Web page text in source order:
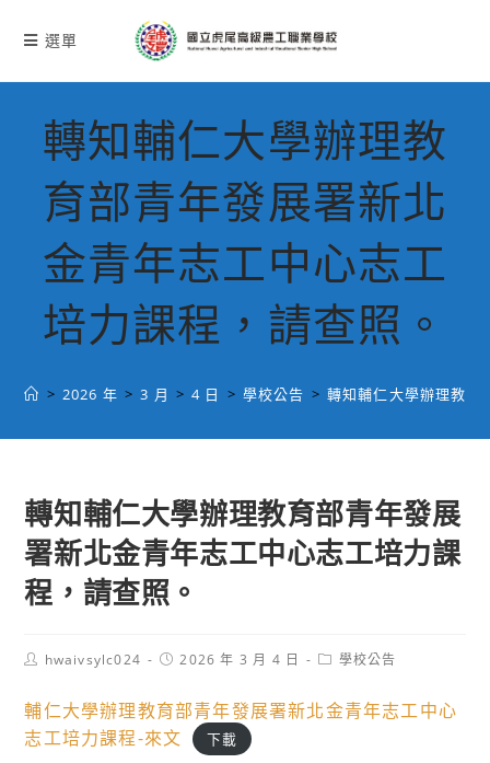
選單
轉知輔仁大學辦理教
育部青年發展署新北
金青年志工中心志工
培力課程，請查照。
> 2026 年 > 3 月 > 4 日 > 學校公告 > 轉知輔仁大學辦理教育
轉知輔仁大學辦理教育部青年發展
署新北金青年志工中心志工培力課
程，請查照。
Posthwaivsylc024
Post2026 年 3 月 4 日
Post學校公告
輔仁大學辦理教育部青年發展署新北金青年志工中心
志工培力課程-來文
下載